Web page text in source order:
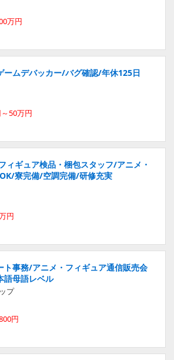
万円
ームデバッカー/バグ確認/年休125日
50万円
ィギュア検品・梱包スタッフ/アニメ・
寮完備/空調完備/研修充実
円
ト事務/アニメ・フィギュア通信販売会
語母語レベル
プ
円